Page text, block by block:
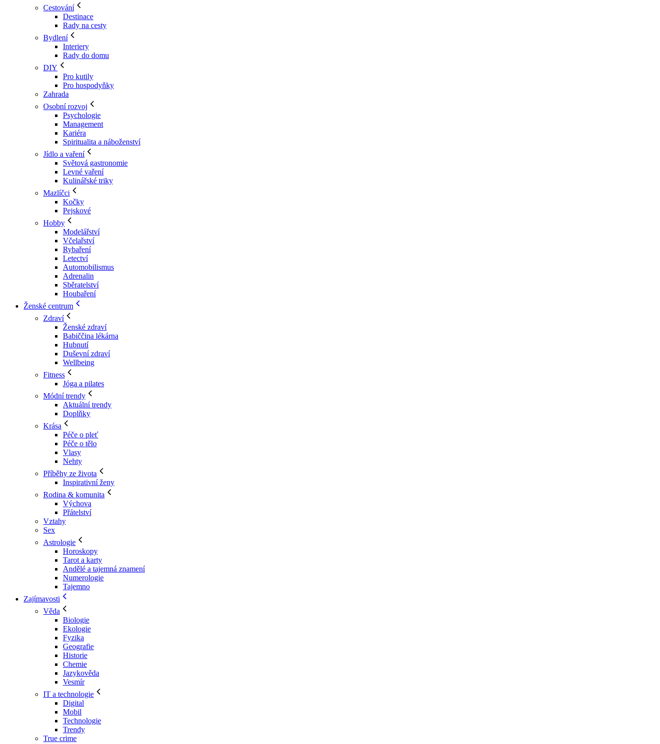
Cestování
Destinace
Rady na cesty
Bydlení
Interiery
Rady do domu
DIY
Pro kutily
Pro hospodyňky
Zahrada
Osobní rozvoj
Psychologie
Management
Kariéra
Spiritualita a náboženství
Jídlo a vaření
Světová gastronomie
Levné vaření
Kulinářské triky
Mazlíčci
Kočky
Pejskové
Hobby
Modelářství
Včelařství
Rybaření
Letectví
Automobilismus
Adrenalin
Sběratelství
Houbaření
Ženské centrum
Zdraví
Ženské zdraví
Babiččina lékárna
Hubnutí
Duševní zdraví
Wellbeing
Fitness
Jóga a pilates
Módní trendy
Aktuální trendy
Doplňky
Krása
Péče o pleť
Péče o tělo
Vlasy
Nehty
Příběhy ze života
Inspirativní ženy
Rodina & komunita
Výchova
Přátelství
Vztahy
Sex
Astrologie
Horoskopy
Tarot a karty
Andělé a tajemná znamení
Numerologie
Tajemno
Zajímavosti
Věda
Biologie
Ekologie
Fyzika
Geografie
Historie
Chemie
Jazykověda
Vesmír
IT a technologie
Digital
Mobil
Technologie
Trendy
True crime